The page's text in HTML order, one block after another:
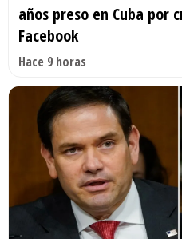
años preso en Cuba por
Facebook
Hace 9 horas